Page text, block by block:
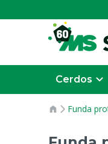
Cerdos
Funda